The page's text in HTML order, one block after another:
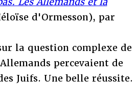
d'Ormesson), par
la question complexe de
percevaient de
Juifs. Une belle réussite.